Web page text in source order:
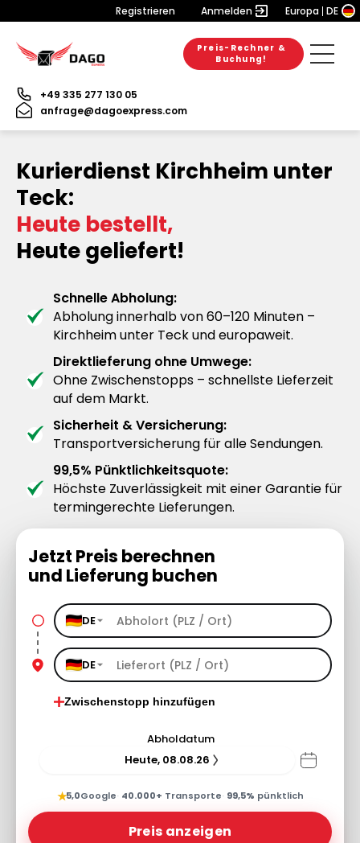
Registrieren Anmelden Europa DE
Preis-Rechner &
Buchung!
+49 335 277 130 05
anfrage@dagoexpress.com
Kurierdienst Kirchheim unter
Teck:
Heute bestellt,
Heute geliefert!
Schnelle Abholung:
Abholung innerhalb von 60–120 Minuten –
Kirchheim unter Teck und europaweit.
Direktlieferung ohne Umwege:
Ohne Zwischenstopps – schnellste Lieferzeit
auf dem Markt.
Sicherheit & Versicherung:
Transportversicherung für alle Sendungen.
99,5% Pünktlichkeitsquote:
Höchste Zuverlässigkeit mit einer Garantie für
termingerechte Lieferungen.
Jetzt Preis berechnen
und Lieferung buchen
DE
DE
Zwischenstopp hinzufügen
Abholdatum
Heute, 08.08.26
★5,0Google· 40.000+ Transporte· 99,5% pünktlich
Preis anzeigen